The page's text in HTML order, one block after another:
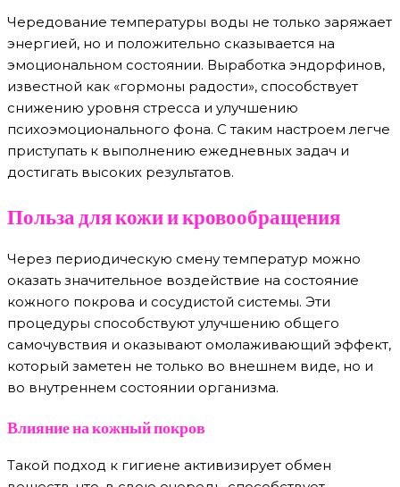
Чередование температуры воды не только заряжает
энергией, но и положительно сказывается на
эмоциональном состоянии. Выработка эндорфинов,
известной как «гормоны радости», способствует
снижению уровня стресса и улучшению
психоэмоционального фона. С таким настроем легче
приступать к выполнению ежедневных задач и
достигать высоких результатов.
Польза для кожи и кровообращения
Через периодическую смену температур можно
оказать значительное воздействие на состояние
кожного покрова и сосудистой системы. Эти
процедуры способствуют улучшению общего
самочувствия и оказывают омолаживающий эффект,
который заметен не только во внешнем виде, но и
во внутреннем состоянии организма.
Влияние на кожный покров
Такой подход к гигиене активизирует обмен